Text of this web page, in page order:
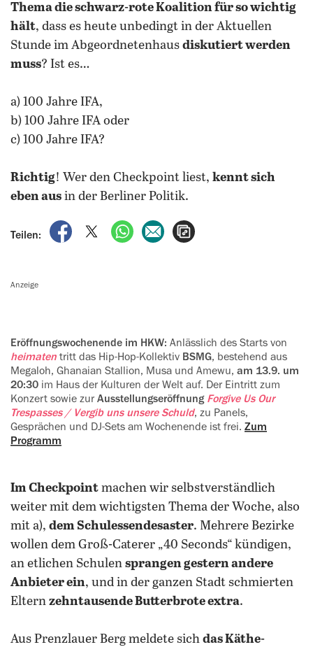
Thema die schwarz-rote Koalition für so wichtig
hält, dass es heute unbedingt in der Aktuellen
Stunde im Abgeordnetenhaus diskutiert werden
muss? Ist es…
a) 100 Jahre IFA,
b) 100 Jahre IFA oder
c) 100 Jahre IFA?
Richtig! Wer den Checkpoint liest, kennt sich
eben aus in der Berliner Politik.
Teilen:
auf Facebook teilen
auf X teilenper WhatsApp teilen
per E-Mail teilen
Anzeige
Eröffnungswochenende im HKW: Anlässlich des Starts von
heimaten tritt das Hip-Hop-Kollektiv BSMG, ‍bestehend aus
Megaloh, Ghanaian Stallion, Musa und Amewu, am 13.9. um
20:30 im Haus der Kulturen der Welt auf. Der Eintritt zum
Konzert ‍sowie zur Ausstellungseröffnung Forgive Us Our
Trespasses / Vergib uns unsere Schuld, zu Panels,
‍Gesprächen und DJ-Sets am Wochenende ist frei. Zum
Programm
Im Checkpoint machen wir selbstverständlich
weiter mit dem wichtigsten Thema der Woche, also
mit a), dem Schulessendesaster. Mehrere Bezirke
wollen dem Groß-Caterer „40 Seconds“ kündigen,
an etlichen Schulen sprangen gestern andere
Anbieter ein, und in der ganzen Stadt schmierten
Eltern zehntausende Butterbrote extra.
Aus Prenzlauer Berg meldete sich das Käthe-